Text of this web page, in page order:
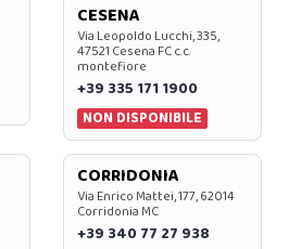
CESENA
Via Leopoldo Lucchi, 335,
47521 Cesena FC c.c.
montefiore
+39 335 171 1900
NON DISPONIBILE
CORRIDONIA
Via Enrico Mattei, 177, 62014
Corridonia MC
+39 340 77 27 938